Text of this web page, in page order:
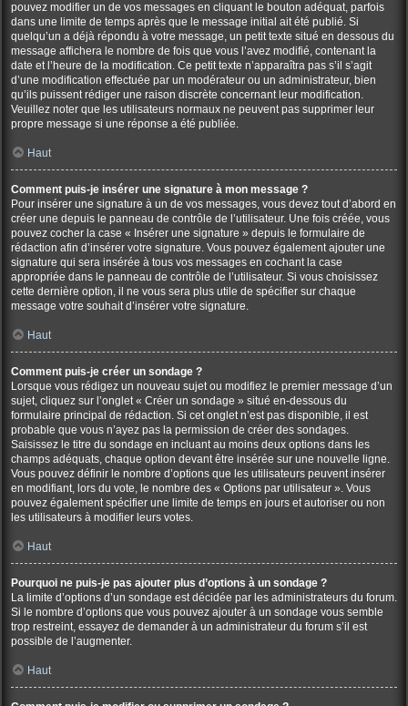
pouvez modifier un de vos messages en cliquant le bouton adéquat, parfois
dans une limite de temps après que le message initial ait été publié. Si
quelqu’un a déjà répondu à votre message, un petit texte situé en dessous du
message affichera le nombre de fois que vous l’avez modifié, contenant la
date et l’heure de la modification. Ce petit texte n’apparaîtra pas s’il s’agit
d’une modification effectuée par un modérateur ou un administrateur, bien
qu’ils puissent rédiger une raison discrète concernant leur modification.
Veuillez noter que les utilisateurs normaux ne peuvent pas supprimer leur
propre message si une réponse a été publiée.
Haut
Comment puis-je insérer une signature à mon message ?
Pour insérer une signature à un de vos messages, vous devez tout d’abord en
créer une depuis le panneau de contrôle de l’utilisateur. Une fois créée, vous
pouvez cocher la case « Insérer une signature » depuis le formulaire de
rédaction afin d’insérer votre signature. Vous pouvez également ajouter une
signature qui sera insérée à tous vos messages en cochant la case
appropriée dans le panneau de contrôle de l’utilisateur. Si vous choisissez
cette dernière option, il ne vous sera plus utile de spécifier sur chaque
message votre souhait d’insérer votre signature.
Haut
Comment puis-je créer un sondage ?
Lorsque vous rédigez un nouveau sujet ou modifiez le premier message d’un
sujet, cliquez sur l’onglet « Créer un sondage » situé en-dessous du
formulaire principal de rédaction. Si cet onglet n’est pas disponible, il est
probable que vous n’ayez pas la permission de créer des sondages.
Saisissez le titre du sondage en incluant au moins deux options dans les
champs adéquats, chaque option devant être insérée sur une nouvelle ligne.
Vous pouvez définir le nombre d’options que les utilisateurs peuvent insérer
en modifiant, lors du vote, le nombre des « Options par utilisateur ». Vous
pouvez également spécifier une limite de temps en jours et autoriser ou non
les utilisateurs à modifier leurs votes.
Haut
Pourquoi ne puis-je pas ajouter plus d’options à un sondage ?
La limite d’options d’un sondage est décidée par les administrateurs du forum.
Si le nombre d’options que vous pouvez ajouter à un sondage vous semble
trop restreint, essayez de demander à un administrateur du forum s’il est
possible de l’augmenter.
Haut